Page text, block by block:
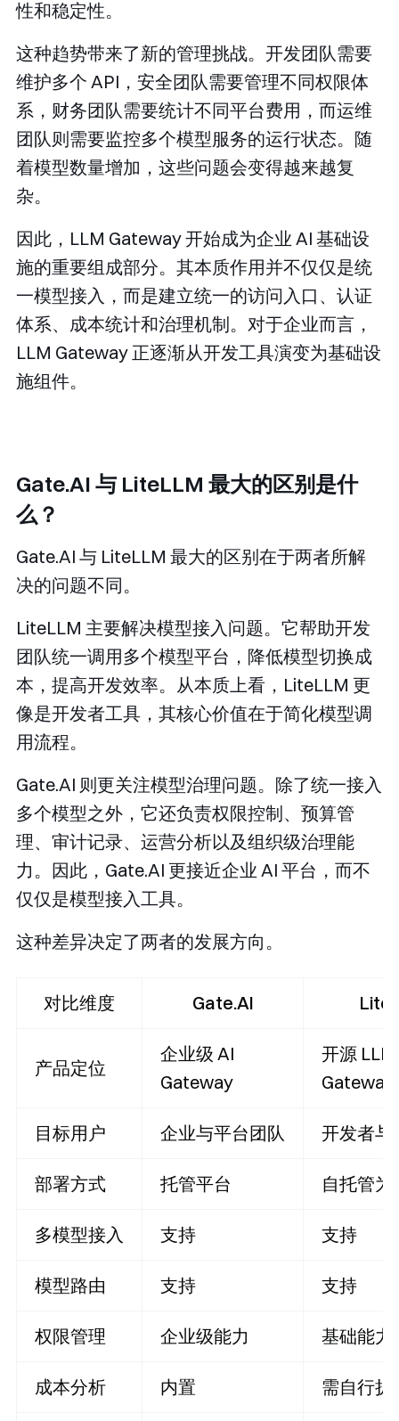
性和稳定性。
这种趋势带来了新的管理挑战。开发团队需要
维护多个 API，安全团队需要管理不同权限体
系，财务团队需要统计不同平台费用，而运维
团队则需要监控多个模型服务的运行状态。随
着模型数量增加，这些问题会变得越来越复
杂。
因此，LLM Gateway 开始成为企业 AI 基础设
施的重要组成部分。其本质作用并不仅仅是统
一模型接入，而是建立统一的访问入口、认证
体系、成本统计和治理机制。对于企业而言，
LLM Gateway 正逐渐从开发工具演变为基础设
施组件。
Gate.AI 与 LiteLLM 最大的区别是什
么？
Gate.AI 与 LiteLLM 最大的区别在于两者所解
决的问题不同。
LiteLLM 主要解决模型接入问题。它帮助开发
团队统一调用多个模型平台，降低模型切换成
本，提高开发效率。从本质上看，LiteLLM 更
像是开发者工具，其核心价值在于简化模型调
用流程。
Gate.AI 则更关注模型治理问题。除了统一接入
多个模型之外，它还负责权限控制、预算管
理、审计记录、运营分析以及组织级治理能
力。因此，Gate.AI 更接近企业 AI 平台，而不
仅仅是模型接入工具。
这种差异决定了两者的发展方向。
对比维度 Gate.AI
产品定位
企业级 AI
Gateway
开源 LLM
Gateway
目标用户 企业与平台团队 开发者与
部署方式 托管平台 自托管为
多模型接入 支持 支持
模型路由 支持 支持
权限管理 企业级能力 基础能力
成本分析 内置 需自行扩